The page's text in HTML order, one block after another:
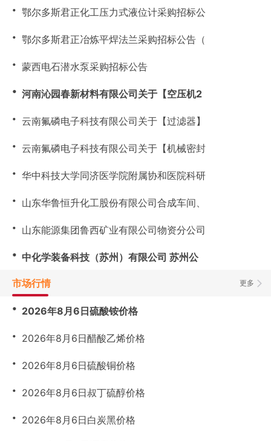
・ 鄂尔多斯君正化工压力式液位计采购招标公
・ 鄂尔多斯君正冶炼平焊法兰采购招标公告（
・ 蒙西电石潜水泵采购招标公告
・ 河南沁园春新材料有限公司关于【空压机2
・ 云南氟磷电子科技有限公司关于【过滤器】
・ 云南氟磷电子科技有限公司关于【机械密封
・ 华中科技大学同济医学院附属协和医院科研
・ 山东华鲁恒升化工股份有限公司合成车间、
・ 山东能源集团鲁西矿业有限公司物资分公司
・ 中化学装备科技（苏州）有限公司 苏州公
更多
市场行情
・ 2026年8月6日硫酸铵价格
・ 2026年8月6日醋酸乙烯价格
・ 2026年8月6日硫酸铜价格
・ 2026年8月6日叔丁硫醇价格
・ 2026年8月6日白炭黑价格